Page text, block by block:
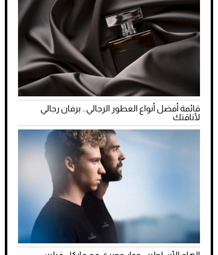
قائمة أفضل أنواع العطور الرجالي.. برفان رجالي
لأناقتك